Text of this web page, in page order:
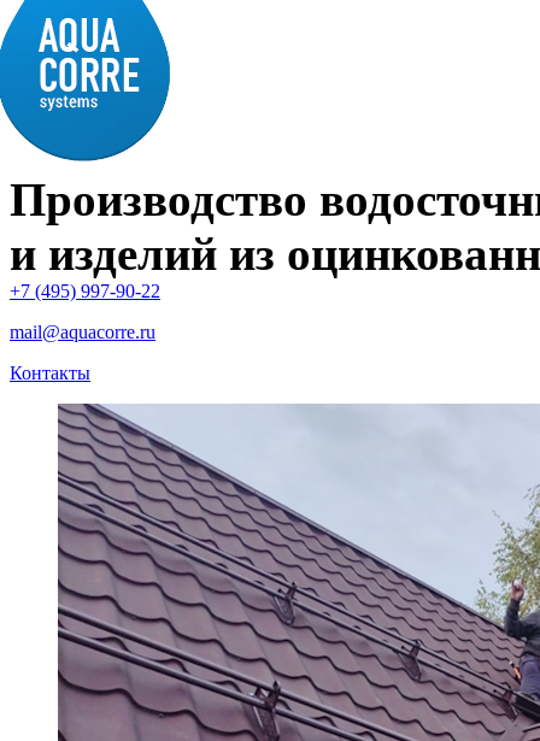
Производство
и изделий из
+7 (495) 997-90-22
mail@aquacorre.ru
Контакты